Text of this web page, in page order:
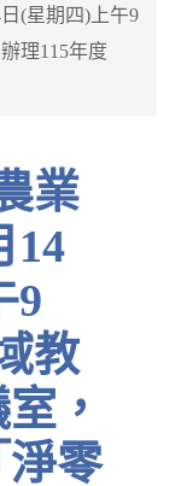
(星期四)上午9
理115年度
14
9
教
，
淨零